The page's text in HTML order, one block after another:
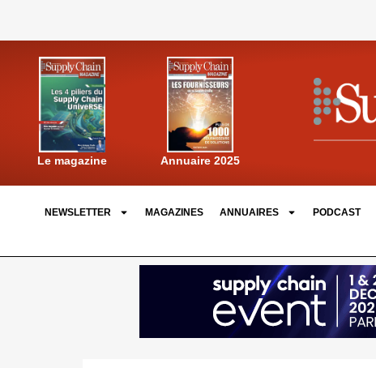
Le magazine Annuaire 2025
NEWSLETTER MAGAZINES ANNUAIRES PODCAST